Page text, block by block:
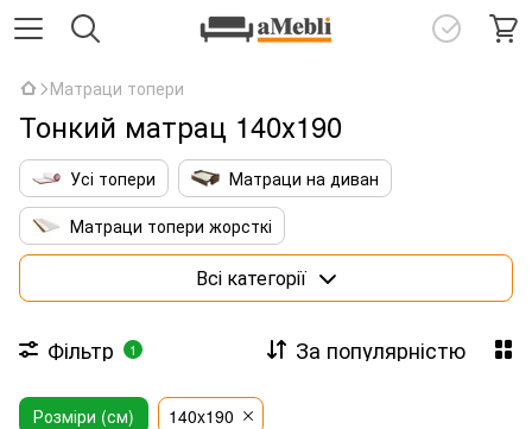
Матраци топери
Тонкий матрац 140х190
Усі топери
Матраци на диван
Матраци топери жорсткі
Матраци топери з кокосовою койрою
Матраци топери 140х190
Матраци топери 160х190
Всі категорії
Фільтр 1 За популярністю
Розміри (см) 140x190